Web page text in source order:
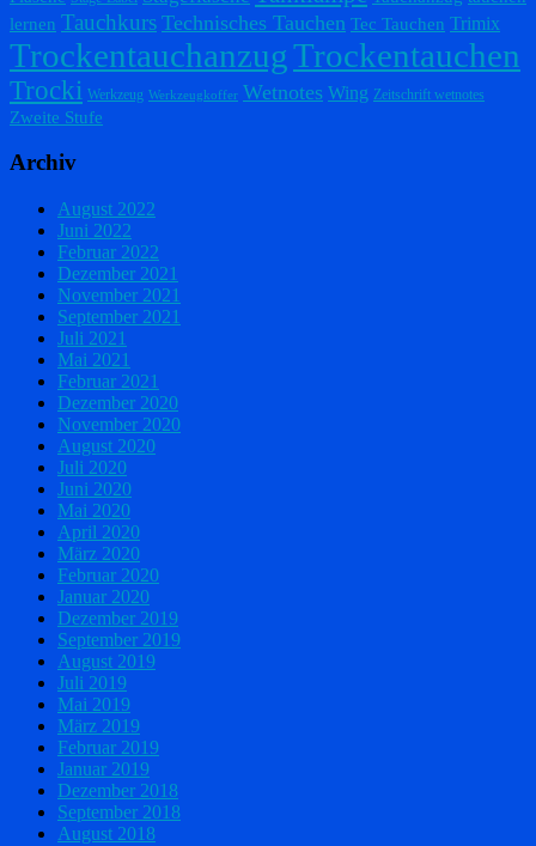
lernen Tauchkurs Technisches Tauchen Tec Tauchen Trimix
TrockentauchanzugTrockentauchen
Trocki Werkzeug Werkzeugkoffer Wetnotes Wing Zeitschrift wetnotes
Zweite Stufe
Archiv
August 2022
Juni 2022
Februar 2022
Dezember 2021
November 2021
September 2021
Juli 2021
Mai 2021
Februar 2021
Dezember 2020
November 2020
August 2020
Juli 2020
Juni 2020
Mai 2020
April 2020
März 2020
Februar 2020
Januar 2020
Dezember 2019
September 2019
August 2019
Juli 2019
Mai 2019
März 2019
Februar 2019
Januar 2019
Dezember 2018
September 2018
August 2018